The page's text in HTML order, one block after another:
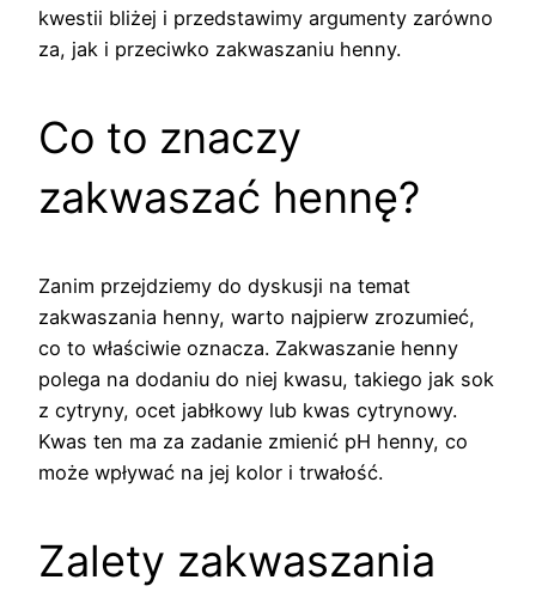
kwestii bliżej i przedstawimy argumenty zarówno
za, jak i przeciwko zakwaszaniu henny.
Co to znaczy
zakwaszać hennę?
Zanim przejdziemy do dyskusji na temat
zakwaszania henny, warto najpierw zrozumieć,
co to właściwie oznacza. Zakwaszanie henny
polega na dodaniu do niej kwasu, takiego jak sok
z cytryny, ocet jabłkowy lub kwas cytrynowy.
Kwas ten ma za zadanie zmienić pH henny, co
może wpływać na jej kolor i trwałość.
Zalety zakwaszania